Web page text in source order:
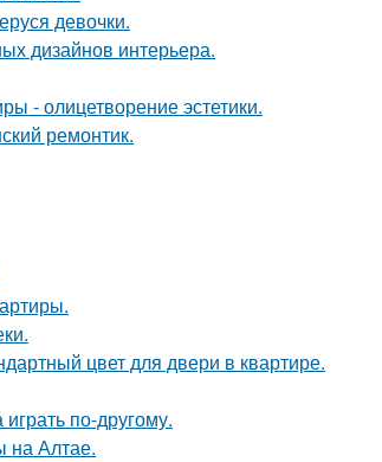
девочки.
дизайнов интерьера.
- олицетворение эстетики.
ремонтик.
цвет для двери в квартире.
по-другому.
на Алтае.